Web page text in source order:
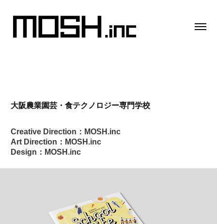
大阪農業園芸・食テクノロジー専門学校
Creative Direction：MOSH.inc
Art Direction：MOSH.inc
Design：MOSH.inc